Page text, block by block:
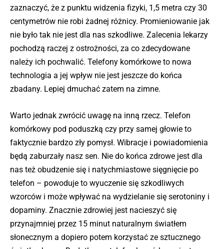
zaznaczyć, że z punktu widzenia fizyki, 1,5 metra czy 30
centymetrów nie robi żadnej różnicy. Promieniowanie jak
nie było tak nie jest dla nas szkodliwe. Zalecenia lekarzy
pochodzą raczej z ostrożności, za co zdecydowane
należy ich pochwalić. Telefony komórkowe to nowa
technologia a jej wpływ nie jest jeszcze do końca
zbadany. Lepiej dmuchać zatem na zimne.
Warto jednak zwrócić uwagę na inną rzecz. Telefon
komórkowy pod poduszką czy przy samej głowie to
faktycznie bardzo zły pomysł. Wibracje i powiadomienia
będą zaburzały nasz sen. Nie do końca zdrowe jest dla
nas też obudzenie się i natychmiastowe sięgnięcie po
telefon – powoduje to wyuczenie się szkodliwych
wzorców i może wpływać na wydzielanie się serotoniny i
dopaminy. Znacznie zdrowiej jest nacieszyć się
przynajmniej przez 15 minut naturalnym światłem
słonecznym a dopiero potem korzystać ze sztucznego